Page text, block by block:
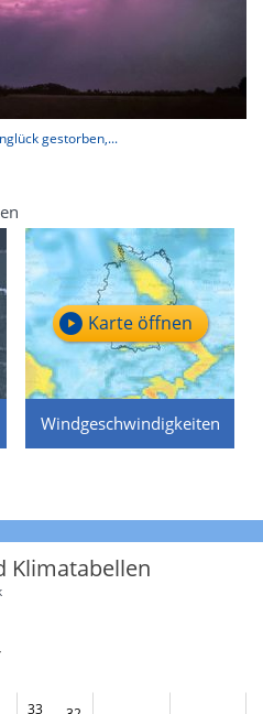
gestorben,...
Windgeschwindigkeiten
Karte öffnen
Klimatabellen
33